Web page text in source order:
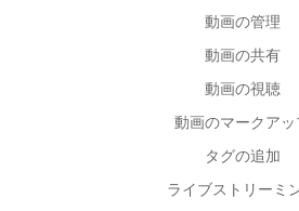
動画の管理
動画の共有
動画の視聴
動画のマークア
タグの追加
ライブストリーミ